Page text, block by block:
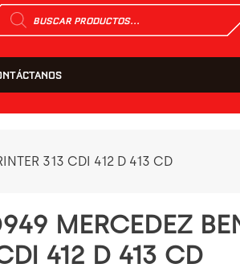
Búsqueda
de
productos
313 CDI 412 D 413 CD
MERCEDEZ
412 D 413 CD